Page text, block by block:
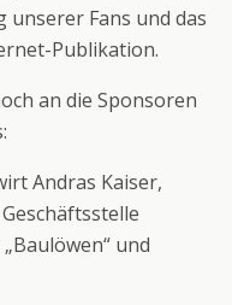
Fans und das
Publikation.
an die Sponsoren
Andras Kaiser,
und